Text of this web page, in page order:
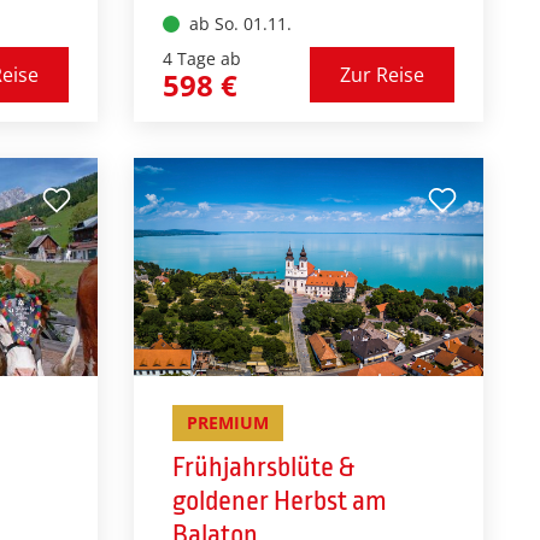
eindrucksvollste Seite.
Abseits des Sommertrubels
entfaltet sich eine stille,
kraftvolle Landschaft:
leere Strände, mystische
Wälder und romantische
Lichtstimmungen. Perfekt für
alle, die Erholung,
Naturerlebnisse und eine
Prise nordischen Zaubers
suchen. Entdecken Sie Rügen
neu – pur, authentisch und
ab So. 01.11.
4 Tage ab
598 € Zur Reise
PREMIUM
Frühjahrsblüte &
goldener Herbst am